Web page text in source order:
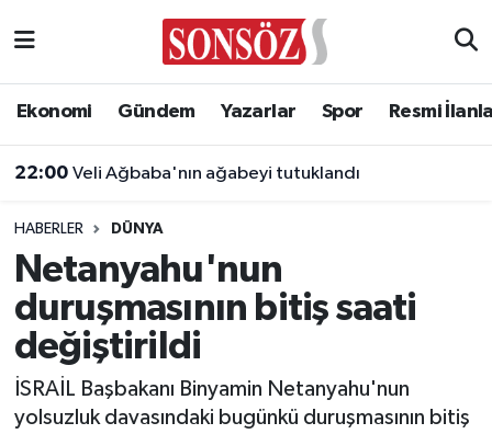
Ekonomi Gündem Yazarlar Spor Resmi
22:00 Veli Ağbaba'nın ağabeyi tutuklandı
HABERLER DÜNYA
Netanyahu'nun
duruşmasının bitiş saati
değiştirildi
İSRAİL Başbakanı Binyamin Netanyahu'nun
yolsuzluk davasındaki bugünkü duruşmasının bitiş
Asayiş
Çevre
Diğer
Dünya
Ankara Nöbetçi Eczaneler
Ankara Trafik Yoğunluk Haritası
Süper Lig Puan Durumu ve Fikstür
Tüm Manşetler
Son Dakika Haberleri